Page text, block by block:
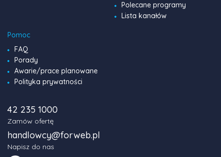
Polecane programy
Lista kanałów
Pomoc
FAQ
Porady
Awarie/prace planowane
Polityka prywatności
42 235 1000
Zamów ofertę
handlowcy@forweb.pl
Napisz do nas